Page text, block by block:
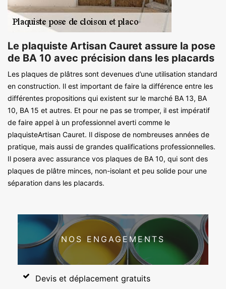
Le plaquiste Artisan Cauret assure la pose
de BA 10 avec précision dans les placards
Les plaques de plâtres sont devenues d’une utilisation standard
en construction. Il est important de faire la différence entre les
différentes propositions qui existent sur le marché BA 13, BA
10, BA 15 et autres. Et pour ne pas se tromper, il est impératif
de faire appel à un professionnel averti comme le
plaquisteArtisan Cauret. Il dispose de nombreuses années de
pratique, mais aussi de grandes qualifications professionnelles.
Il posera avec assurance vos plaques de BA 10, qui sont des
plaques de plâtre minces, non-isolant et peu solide pour une
séparation dans les placards.
NOS ENGAGEMENTS
Devis et déplacement gratuits